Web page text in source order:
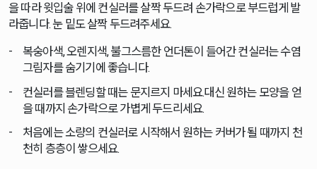
을 따라 윗입술 위에 컨실러를 살짝 두드려 손가락으로 부드럽게 발
라줍니다. 눈 밑도 살짝 두드려주세요.
복숭아색, 오렌지색, 불그스름한 언더톤이 들어간 컨실러는 수염
그림자를 숨기기에 좋습니다.
컨실러를 블렌딩할 때는 문지르지 마세요.대신 원하는 모양을 얻
을 때까지 손가락으로 가볍게 두드리세요.
처음에는 소량의 컨실러로 시작해서 원하는 커버가 될 때까지 천
천히 층층이 쌓으세요.